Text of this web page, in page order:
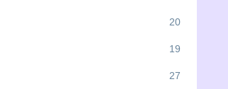
20
19
27